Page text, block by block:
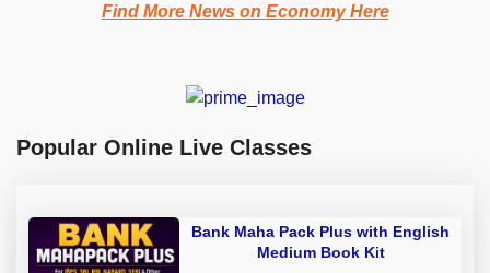
Find More News on Economy Here
Popular Online Live Classes
Bank Maha Pack Plus with English
Medium Book Kit